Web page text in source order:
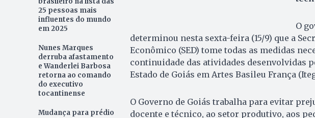
25 pessoas mais
influentes do mundo
em 2025
Nunes Marques
derruba afastamento
e Wanderlei Barbosa
retorna ao comando
do executivo
tocantinense
Mudança para prédio
O
determinou nesta sexta-feira (15/9) que a
Econômico (SED) tome todas as medidas
continuidade das atividades desenvolvidas
Estado de Goiás em Artes Basileu França
O Governo de Goiás trabalha para evitar
docente e técnico, ao setor produtivo, aos